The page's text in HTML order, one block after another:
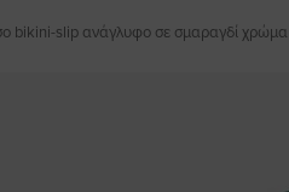
bikini-slip ανάγλυφο σε σμαραγδί